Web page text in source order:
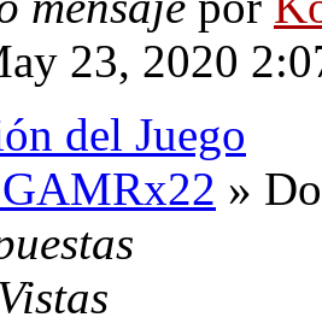
23, 2020
del Juego
»
Vistas